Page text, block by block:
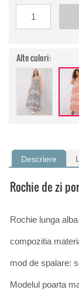
Alte culori:
Descriere
Rochie de zi
Rochie lunga
compozitia
mod de spalare:
Modelul poarta